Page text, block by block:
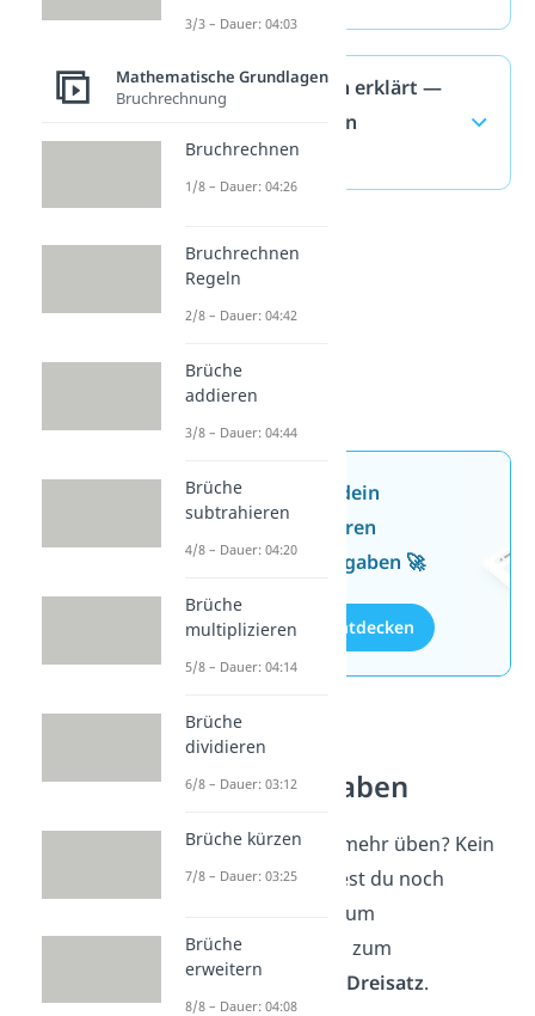
Dreisatz einfach erklärt —
häufigste Fragen
(ausklappen)
Jetzt neu: Teste dein
Wissen mit unseren
kostenlosen Aufgaben 🚀
Aufgaben entdecken
Dreisatz
Übungsaufgaben
Du möchtest noch mehr üben? Kein
Problem!Hier
findest du noch
zum
proportionalen und zum
antiproportionalen Dreisatz.
3/3 – Dauer: 04:03
Mathematische Grundlagen
Bruchrechnung
Bruchrechnen
1/8 – Dauer: 04:26
Bruchrechnen
Regeln
2/8 – Dauer: 04:42
Brüche
addieren
3/8 – Dauer: 04:44
Brüche
subtrahieren
4/8 – Dauer: 04:20
Brüche
multiplizieren
5/8 – Dauer: 04:14
Brüche
dividieren
6/8 – Dauer: 03:12
Brüche kürzen
7/8 – Dauer: 03:25
Brüche
erweitern
8/8 – Dauer: 04:08